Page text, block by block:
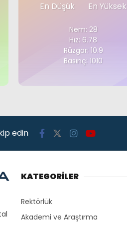
En Düşük En Yüksek
Nem: 28
Hız: 6.78
Rüzgar: 10.9
Basınç: 1010
edin
KATEGORİLER
Rektörlük
Akademi ve Araştırma